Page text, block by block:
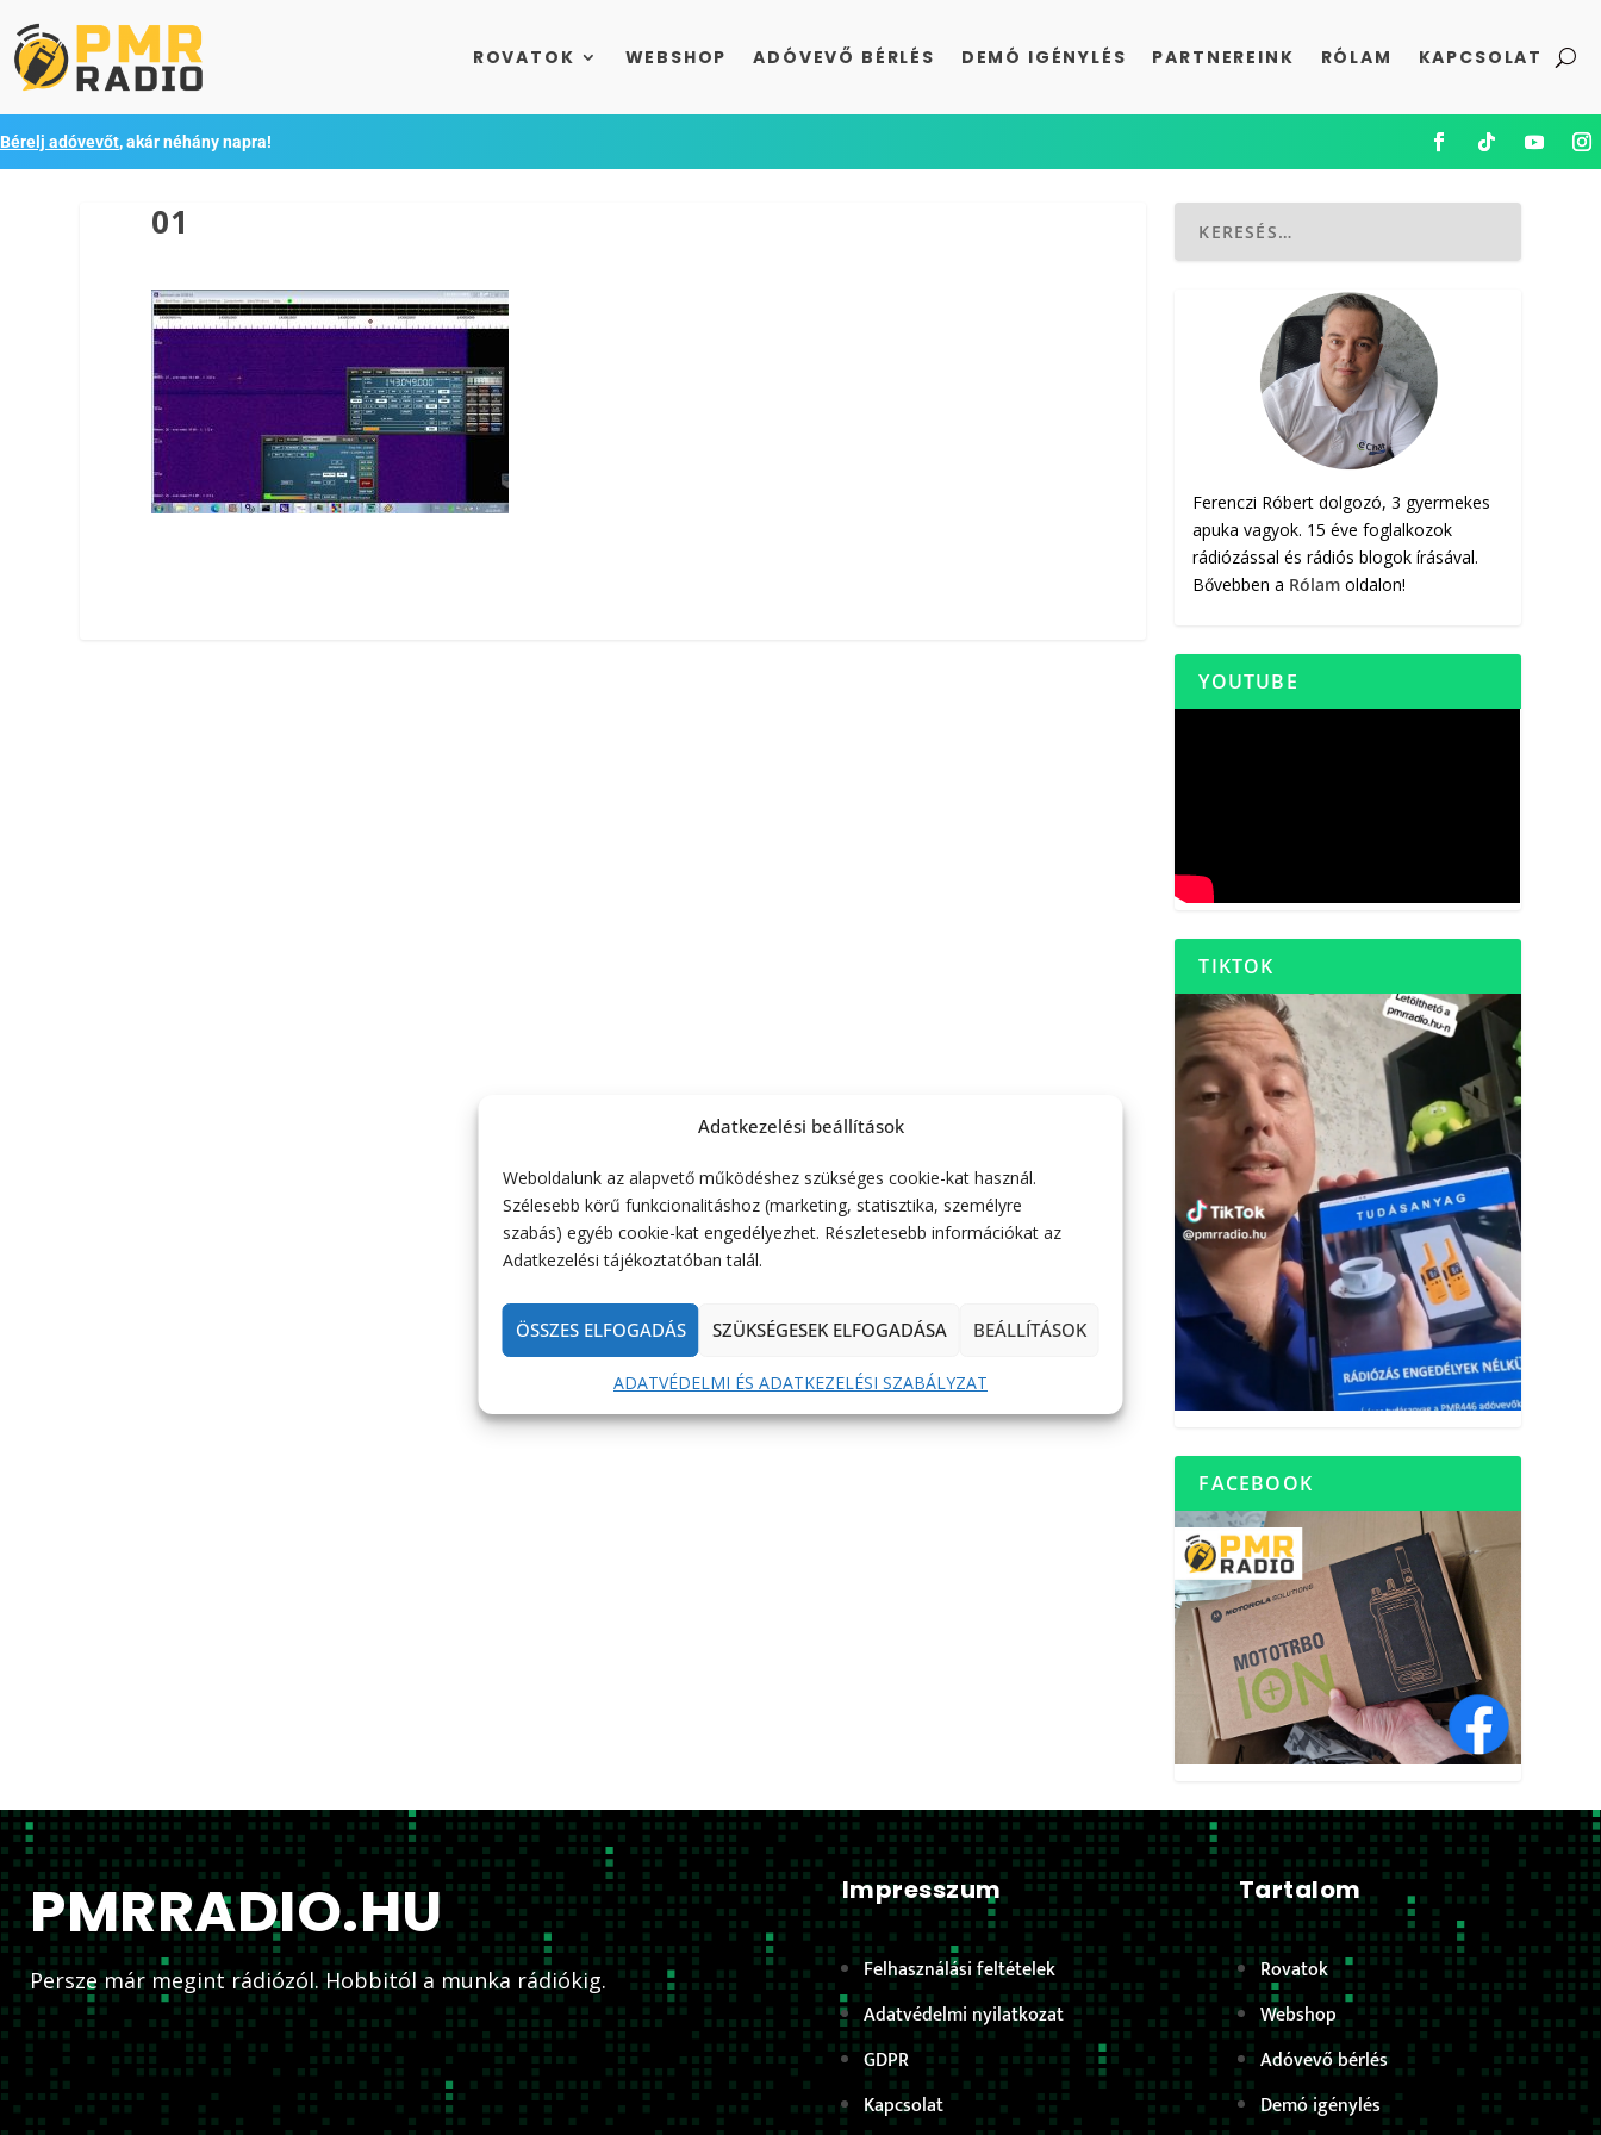
Adatkezelési beállítások
Weboldalunk az alapvető működéshez szükséges cookie-kat használ.
Szélesebb körű funkcionalitáshoz (marketing, statisztika, személyre
szabás) egyéb cookie-kat engedélyezhet. Részletesebb információkat az
Adatkezelési tájékoztatóban talál.
ÖSSZES ELFOGADÁS SZÜKSÉGESEK ELFOGADÁSA BEÁLLÍTÁSOK
ADATVÉDELMI ÉS ADATKEZELÉSI SZABÁLYZAT
ROVATOK WEBSHOP ADÓVEVŐ BÉRLÉS DEMÓ IGÉNYLÉS PARTNEREINK RÓLAM KAPCSOLAT
Bérelj adóvevőt, akár néhány napra!
01
Ferenczi Róbert dolgozó, 3 gyermekes
apuka vagyok. 15 éve foglalkozok
rádiózással és rádiós blogok írásával.
Bővebben a Rólam oldalon!
YOUTUBE
TIKTOK
FACEBOOK
PMRRADIO.HU
Persze már megint rádiózól. Hobbitól a munka rádiókig.
Impresszum
Felhasználási feltételek
Adatvédelmi nyilatkozat
GDPR
Kapcsolat
Tartalom
Rovatok
Webshop
Adóvevő bérlés
Demó igénylés